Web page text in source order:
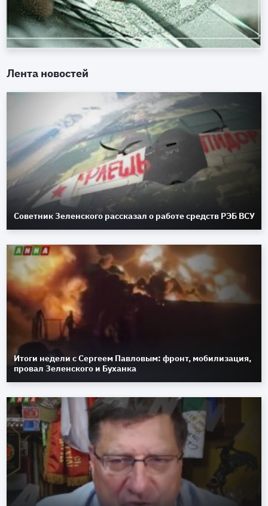
Лента новостей
Советник Зеленского рассказал о работе средств РЭБ ВСУ
Итоги недели с Сергеем Павловым: фронт, мобилизация,
провал Зеленского и Буханка